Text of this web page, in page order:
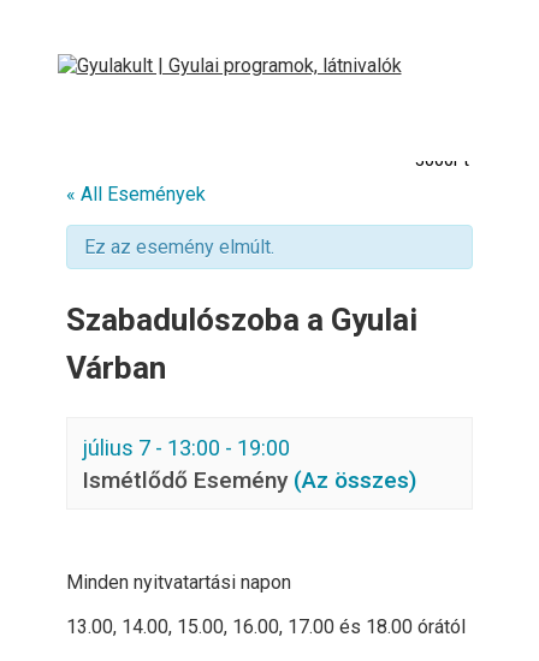
« All Események
Ez az esemény elmúlt.
Szabadulószoba a Gyulai
Várban
július 7 - 13:00 - 19:00
Ismétlődő Esemény (Az összes)
3000Ft
Minden nyitvatartási napon
13.00, 14.00, 15.00, 16.00, 17.00 és 18.00 órától